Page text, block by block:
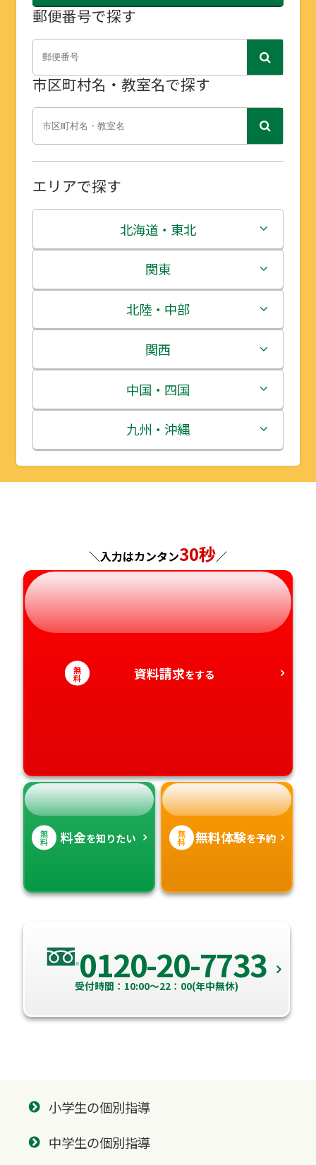
郵便番号で探す
市区町村名・教室名で探す
エリアで探す
北海道・東北
北海道
青森県
岩手県
宮城県
秋田県
山形県
関東
茨城県
栃木県
群馬県
埼玉県
千葉県
北陸・中部
新潟県
富山県
石川県
福井県
岐阜県
静岡県
関西
三重県
滋賀県
京都府
奈良県
和歌山県
中国・四国
鳥取県
島根県
山口県
徳島県
香川県
九州・沖縄
福岡県
熊本県
大分県
宮崎県
＼入力はカンタン30秒／
無
料 資料請求をする
無
料 料金を知りたい 無
料 無料体験を予約
0120-20-7733
受付時間：10:00～22：00(年中無休)
小学生の個別指導
中学生の個別指導